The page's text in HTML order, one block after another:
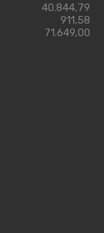
40.844,79
911,58
71.649,00